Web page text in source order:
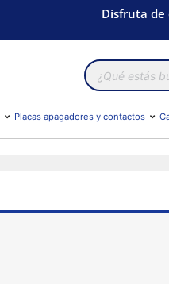
Disfruta de
Búsqueda
de
productos
Placas apagadores y contactos